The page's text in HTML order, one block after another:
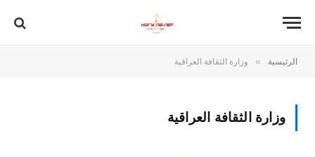
الرئيسية » وزارة الثقافة العراقية
وزارة الثقافة العراقية